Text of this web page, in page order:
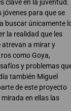
clave en la juventud.
jóvenes para que se
buscar únicamente
la realidad que les
atrevan a mirar y
como Goya,
y problemas
también Miguel
de este proyecto
en ellas las